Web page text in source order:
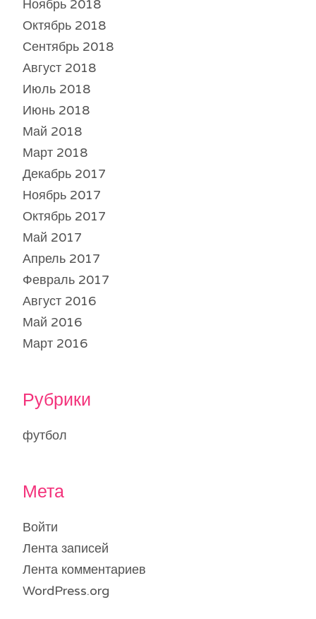
Ноябрь 2018
Октябрь 2018
Сентябрь 2018
Август 2018
Июль 2018
Июнь 2018
Май 2018
Март 2018
Декабрь 2017
Ноябрь 2017
Октябрь 2017
Май 2017
Апрель 2017
Февраль 2017
Август 2016
Май 2016
Март 2016
Рубрики
футбол
Мета
Войти
Лента записей
Лента комментариев
WordPress.org